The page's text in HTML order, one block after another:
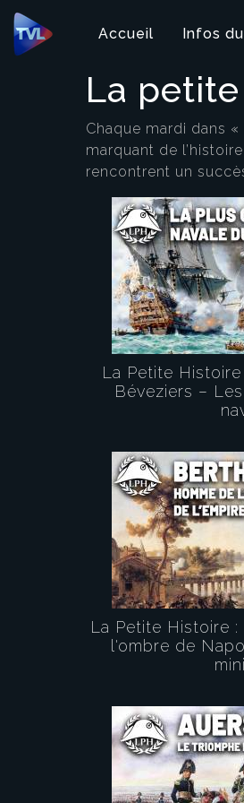
Panneau de gestion des cookies
Accueil Infos
La
Chaque mardi dans
marquant de
rencontrent un
La Petite
Béveziers –
La Petite Histoire
l'ombre de